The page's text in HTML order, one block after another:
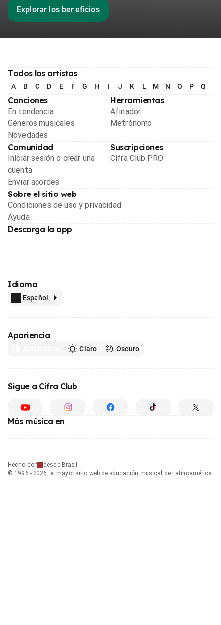
Explorar los beneficios
Todos los artistas
A B C D E F G H I J K L M N O P Q
Canciones
En tendencia
Géneros musicales
Novedades
Herramientas
Afinador
Metrónomo
Comunidad
Iniciar sesión o crear una
cuenta
Enviar acordes
Suscripciones
Cifra Club PRO
Sobre el sitio web
Condiciones de uso y privacidad
Ayuda
Descarga la app
Idioma
Español
Apariencia
Claro Oscuro
Sigue a Cifra Club
Más música en
Hecho con
desde Brasil
© 1996 - 2026, el mayor sitio web de educación musical de Latinoamérica